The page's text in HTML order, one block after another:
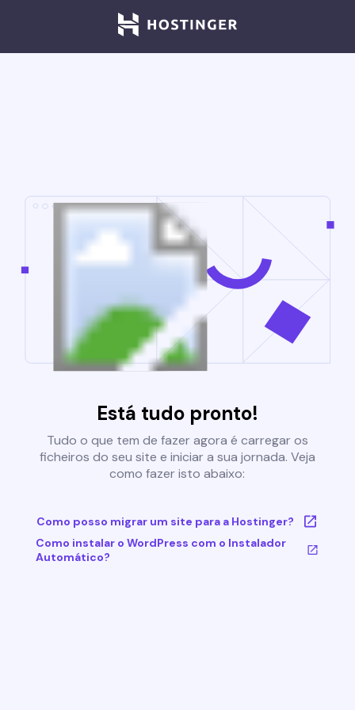
Está tudo pronto!
Tudo o que tem de fazer agora é carregar os
ficheiros do seu site e iniciar a sua jornada. Veja
como fazer isto abaixo:
Como posso migrar um site para a Hostinger?
Como instalar o WordPress com o Instalador
Automático?